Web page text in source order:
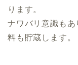
ります。
ナワバリ意識も
料も貯蔵します。